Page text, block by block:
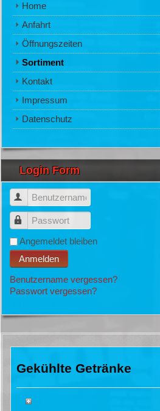
Home
Anfahrt
Öffnungszeiten
Sortiment
Kontakt
Impressum
Datenschutz
Login Form
Benutzername
Passwort
Angemeldet bleiben
Anmelden
Benutzername vergessen?
Passwort vergessen?
Gekühlte Getränke